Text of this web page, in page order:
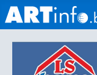
Početna